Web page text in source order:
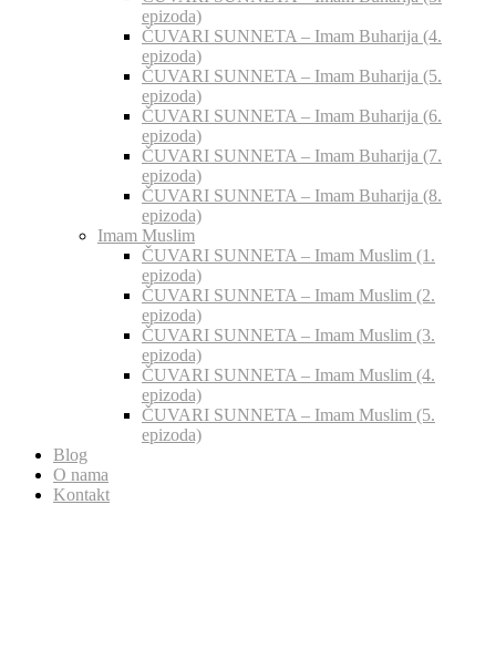
epizoda)
ČUVARI SUNNETA – Imam Buharija (4.
epizoda)
ČUVARI SUNNETA – Imam Buharija (5.
epizoda)
ČUVARI SUNNETA – Imam Buharija (6.
epizoda)
ČUVARI SUNNETA – Imam Buharija (7.
epizoda)
ČUVARI SUNNETA – Imam Buharija (8.
epizoda)
Imam Muslim
ČUVARI SUNNETA – Imam Muslim (1.
epizoda)
ČUVARI SUNNETA – Imam Muslim (2.
epizoda)
ČUVARI SUNNETA – Imam Muslim (3.
epizoda)
ČUVARI SUNNETA – Imam Muslim (4.
epizoda)
ČUVARI SUNNETA – Imam Muslim (5.
epizoda)
Blog
O nama
Kontakt